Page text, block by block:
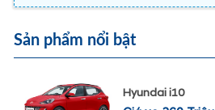
Sản phẩm nổi bật
Hyundai i10